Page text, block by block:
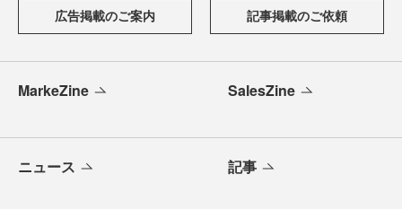
広告掲載のご案内 記事掲載のご依頼
MarkeZine SalesZine
ニュース 記事